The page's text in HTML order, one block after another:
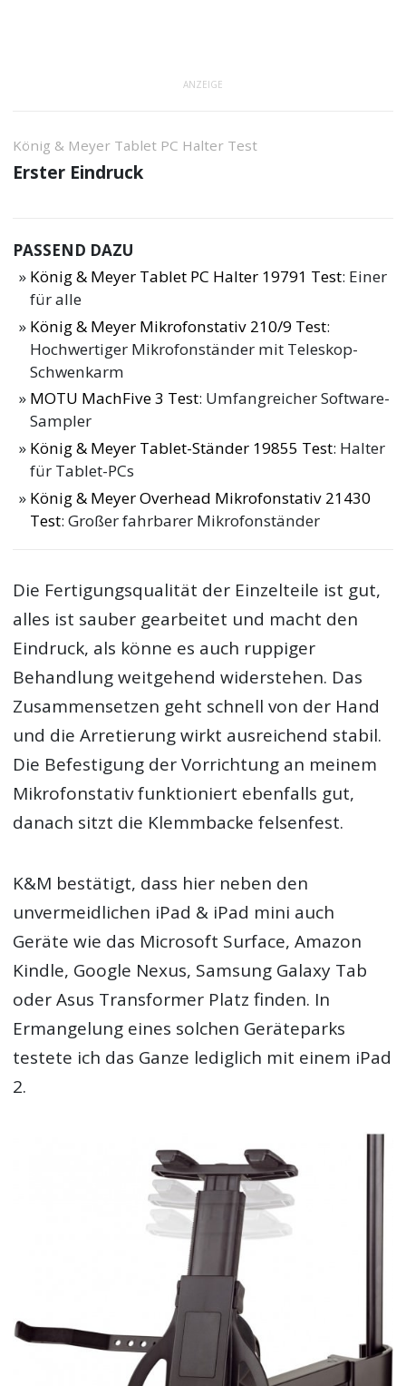
ANZEIGE
König & Meyer Tablet PC Halter Test
Erster Eindruck
PASSEND DAZU
König & Meyer Tablet PC Halter 19791 Test: Einer
für alle
König & Meyer Mikrofonstativ 210/9 Test:
Hochwertiger Mikrofonständer mit Teleskop-
Schwenkarm
MOTU MachFive 3 Test: Umfangreicher Software-
Sampler
König & Meyer Tablet-Ständer 19855 Test: Halter
für Tablet-PCs
König & Meyer Overhead Mikrofonstativ 21430
Test: Großer fahrbarer Mikrofonständer
Die Fertigungsqualität der Einzelteile ist gut,
alles ist sauber gearbeitet und macht den
Eindruck, als könne es auch ruppiger
Behandlung weitgehend widerstehen. Das
Zusammensetzen geht schnell von der Hand
und die Arretierung wirkt ausreichend stabil.
Die Befestigung der Vorrichtung an meinem
Mikrofonstativ funktioniert ebenfalls gut,
danach sitzt die Klemmbacke felsenfest.
K&M bestätigt, dass hier neben den
unvermeidlichen iPad & iPad mini auch
Geräte wie das Microsoft Surface, Amazon
Kindle, Google Nexus, Samsung Galaxy Tab
oder Asus Transformer Platz finden. In
Ermangelung eines solchen Geräteparks
testete ich das Ganze lediglich mit einem iPad
2.